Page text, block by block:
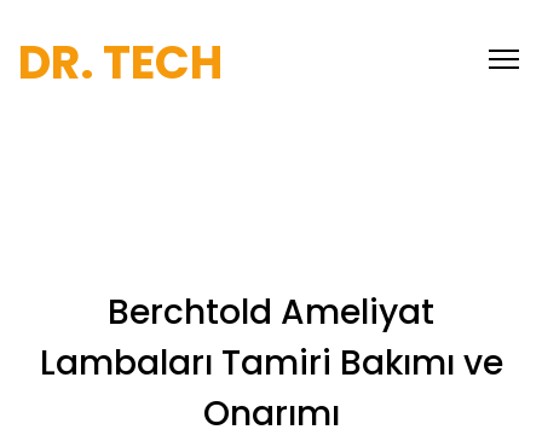
DR. TECH
Berchtold Ameliyat
Lambaları Tamiri Bakımı ve
Onarımı